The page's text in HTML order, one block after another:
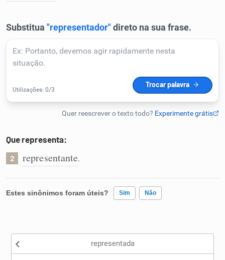
Humanizador de IA
Cata-letras
Caça-palavras
Que representa:
2 representante.
Estes sinônimos foram úteis? Sim Não
Nenhum dos sinônimos apresentados me ajudou
representada